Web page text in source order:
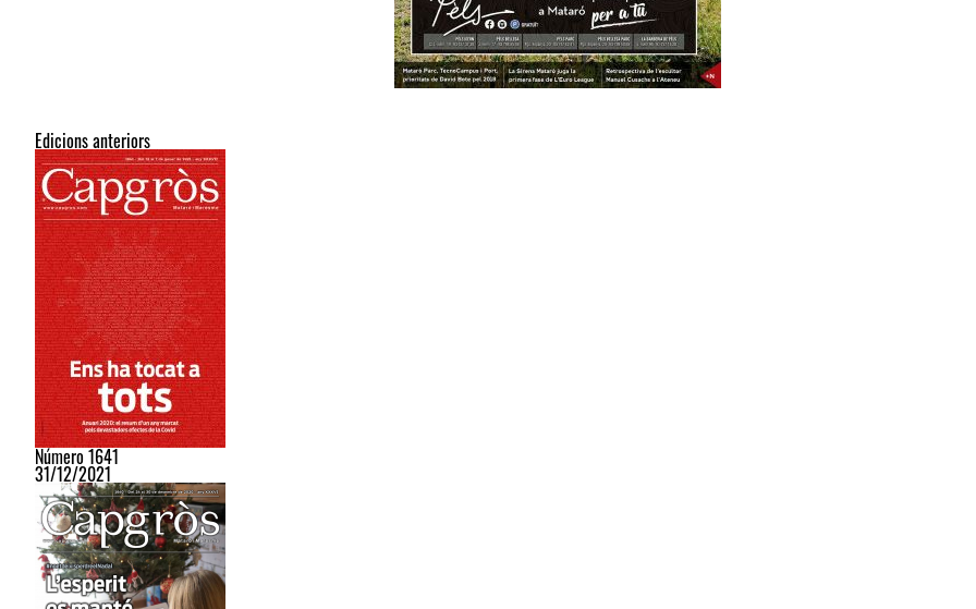
Edicions anteriors
Número 1641
31/12/2021